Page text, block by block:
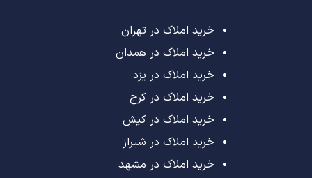
خرید املاک در تهران
خرید املاک در همدان
خرید املاک در یزد
خرید املاک در کرج
خرید املاک در کیش
خرید املاک در شیراز
خرید املاک در مشهد